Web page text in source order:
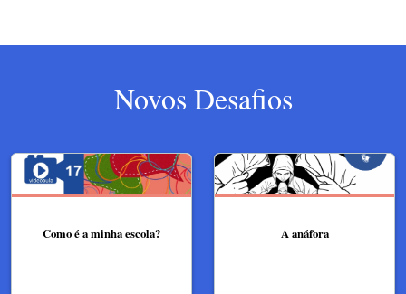
Novos Desafios
Como é a minha escola? A anáfora